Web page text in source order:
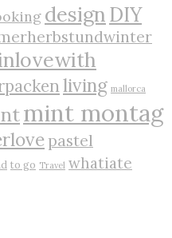
designDIY
living mallorca
mint montag
pastel
to go Travel whatiate